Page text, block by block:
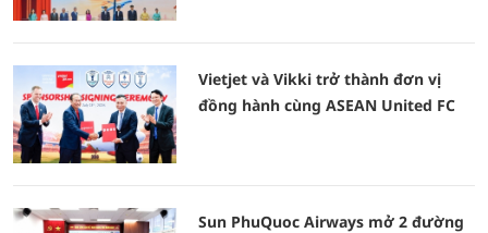
Vietjet và Vikki trở thành đơn vị
đồng hành cùng ASEAN United FC
Sun PhuQuoc Airways mở 2 đường